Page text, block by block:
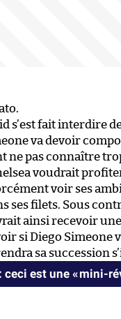
s’est fait interdire
va devoir
ne pas connaître
voudrait
voir ses
ses filets. Sous
ainsi recevoir
si Diego
sa succession
est une « mini-